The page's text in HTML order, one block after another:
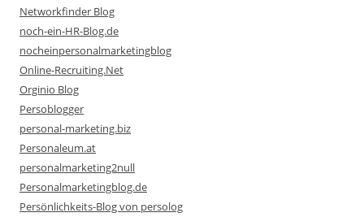
Networkfinder Blog
noch-ein-HR-Blog.de
nocheinpersonalmarketingblog
Online-Recruiting.Net
Orginio Blog
Persoblogger
personal-marketing.biz
Personaleum.at
personalmarketing2null
Personalmarketingblog.de
Persönlichkeits-Blog von persolog